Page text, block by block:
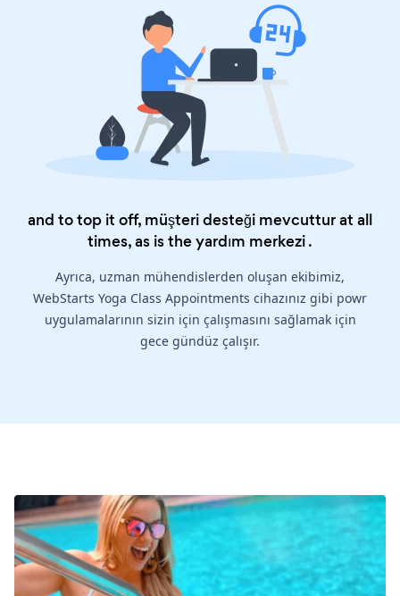
and to top it off, müşteri desteği mevcuttur at all
times, as is theyardım merkezi.
Ayrıca, uzman mühendislerden oluşan ekibimiz,
WebStarts Yoga Class Appointments cihazınız gibi powr
uygulamalarının sizin için çalışmasını sağlamak için
gece gündüz çalışır.